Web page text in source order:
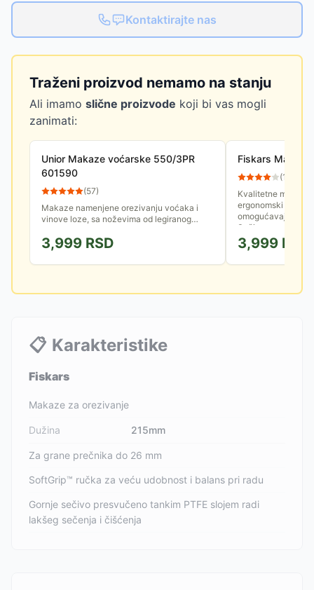
Kontaktirajte nas
Traženi proizvod nemamo na stanju
Ali imamo slične proizvode koji bi vas mogli
zanimati:
Unior Makaze voćarske 550/3PR
601590
(57)
Makaze namenjene orezivanju voćaka i
vinove loze, sa noževima od legiranog
nož je presvučen PTFE teflonom.
3,999 RSD
Fiskars
(12
Kvalitetne
ergonomski
omogućavaju
Sečiva su
3,999 RSD
📋 Karakteristike
Fiskars
Makaze za orezivanje
Dužina 215mm
Za grane prečnika do 26 mm
SoftGrip™ ručka za veću udobnost i balans pri radu
Gornje sečivo presvučeno tankim PTFE slojem radi
lakšeg sečenja i čišćenja